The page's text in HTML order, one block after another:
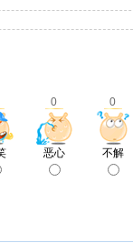
0 0
恶心 不解